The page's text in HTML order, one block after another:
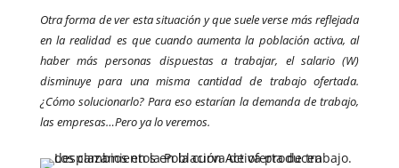
Otra forma de ver esta situación y que suele verse más reflejada
en la realidad es que cuando aumenta la población activa, al
haber más personas dispuestas a trabajar, el salario (W)
disminuye para una misma cantidad de trabajo ofertada.
¿Cómo solucionarlo? Para eso estarían la demanda de trabajo,
las empresas…Pero ya lo veremos.